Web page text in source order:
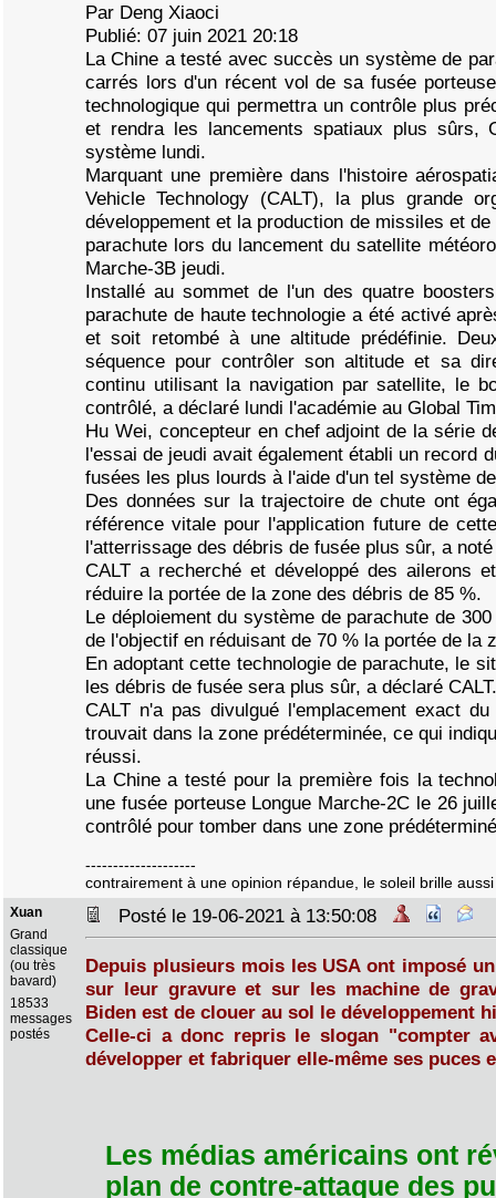
Par Deng Xiaoci
Publié: 07 juin 2021 20:18
La Chine a testé avec succès un système de
carrés lors d'un récent vol de sa fusée
technologique qui permettra un contrôle plus
et rendra les lancements spatiaux plus sûrs,
système lundi.
Marquant une première dans l'histoire
Vehicle Technology (CALT), la plus grande
développement et la production de missiles et
parachute lors du lancement du satellite
Marche-3B jeudi.
Installé au sommet de l'un des quatre
parachute de haute technologie a été activé
et soit retombé à une altitude prédéfinie.
séquence pour contrôler son altitude et sa
continu utilisant la navigation par satellite, le
contrôlé, a déclaré lundi l'académie au Global
Hu Wei, concepteur en chef adjoint de la série
l'essai de jeudi avait également établi un record
fusées les plus lourds à l'aide d'un tel système
Des données sur la trajectoire de chute ont
référence vitale pour l'application future de
l'atterrissage des débris de fusée plus sûr, a
CALT a recherché et développé des ailerons
réduire la portée de la zone des débris de 85 %.
Le déploiement du système de parachute de
de l'objectif en réduisant de 70 % la portée de la
En adoptant cette technologie de parachute, le
les débris de fusée sera plus sûr, a déclaré CALT.
CALT n'a pas divulgué l'emplacement exact
trouvait dans la zone prédéterminée, ce qui
réussi.
La Chine a testé pour la première fois la
une fusée porteuse Longue Marche-2C le 26
contrôlé pour tomber dans une zone
--------------------
contrairement à une opinion répandue, le soleil brille
Xuan
Grand
classique
(ou très
bavard)
18533
messages
postés
Posté le 19-06-2021 à 13:50:08
Depuis plusieurs mois les USA ont imposé
sur leur gravure et sur les machine de
Biden est de clouer au sol le développement
Celle-ci a donc repris le slogan "compter
développer et fabriquer elle-même ses puces
Les médias américains ont
plan de contre-attaque des